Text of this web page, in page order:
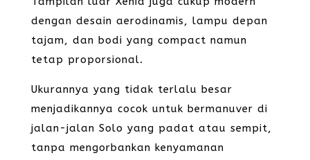
dengan desain aerodinamis, lampu depan
tajam, dan bodi yang compact namun
tetap proporsional.
Ukurannya yang tidak terlalu besar
menjadikannya cocok untuk bermanuver di
jalan-jalan Solo yang padat atau sempit,
tanpa mengorbankan kenyamanan